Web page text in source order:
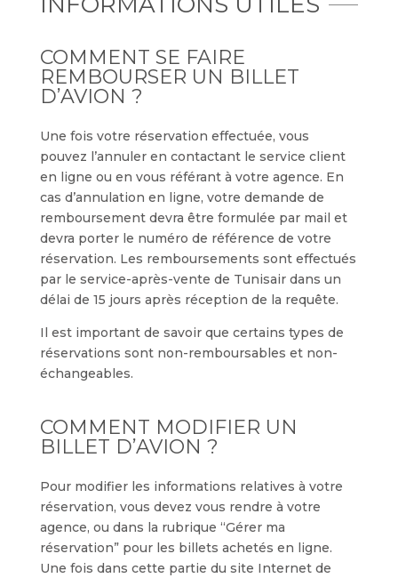
COMMENT SE FAIRE
REMBOURSER UN BILLET
D’AVION ?
Une fois votre réservation effectuée, vous
pouvez l’annuler en contactant le service client
en ligne ou en vous référant à votre agence. En
cas d’annulation en ligne, votre demande de
remboursement devra être formulée par mail et
devra porter le numéro de référence de votre
réservation. Les remboursements sont effectués
par le service-après-vente de Tunisair dans un
délai de 15 jours après réception de la requête.
Il est important de savoir que certains types de
réservations sont non-remboursables et non-
échangeables.
COMMENT MODIFIER UN
BILLET D’AVION ?
Pour modifier les informations relatives à votre
réservation, vous devez vous rendre à votre
agence, ou dans la rubrique “Gérer ma
réservation” pour les billets achetés en ligne.
Une fois dans cette partie du site Internet de